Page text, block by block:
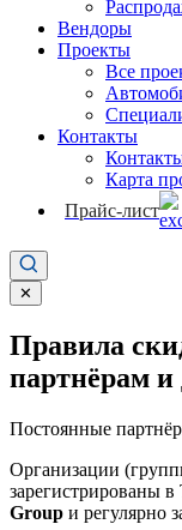
Вендоры
Проекты
Все
Контакты
Карта
Прайс-лист
✕
Правила
партнёрам и
Постоянные
Организации
зарегистрированы в
Group и регулярно